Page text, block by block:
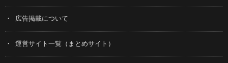
広告掲載について
運営サイト一覧（まとめサイト）